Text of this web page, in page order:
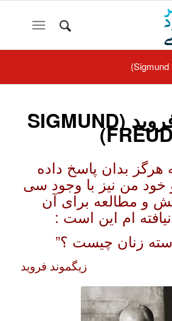
زیگموند فروید (SIGMUND
بدان پاسخ داده
من نیز با وجود سی
و مطالعه برای آن
ام این است :
زنان چیست ؟”
زیگموند فروید